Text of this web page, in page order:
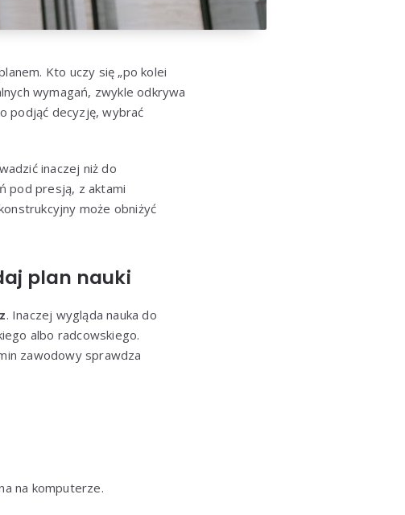
Kto uczy się „po kolei
wymagań, zwykle odkrywa
podjąć decyzję, wybrać
inaczej niż do
pod presją, z aktami
może obniżyć
plan nauki
. Inaczej wygląda nauka do
albo radcowskiego.
zawodowy sprawdza
na komputerze.